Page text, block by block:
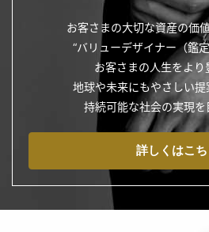
お客さまの大切な資産の価
“バリューデザイナー（鑑定
お客さまの人生をより
地球や未来にもやさしい提
持続可能な社会の実現を
詳しくはこち